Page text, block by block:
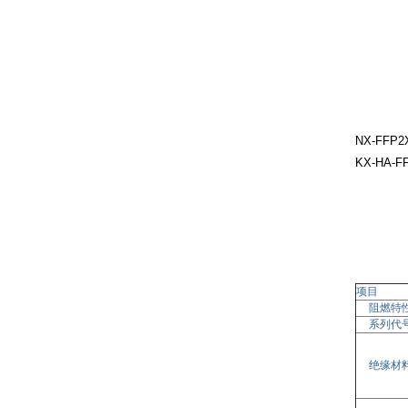
NX-
KX-HA-
项目
阻燃特
系列代
绝缘材